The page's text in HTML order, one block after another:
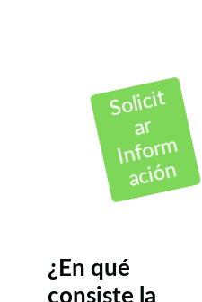
Solicit
ar
Inform
ación
¿En qué
consiste la